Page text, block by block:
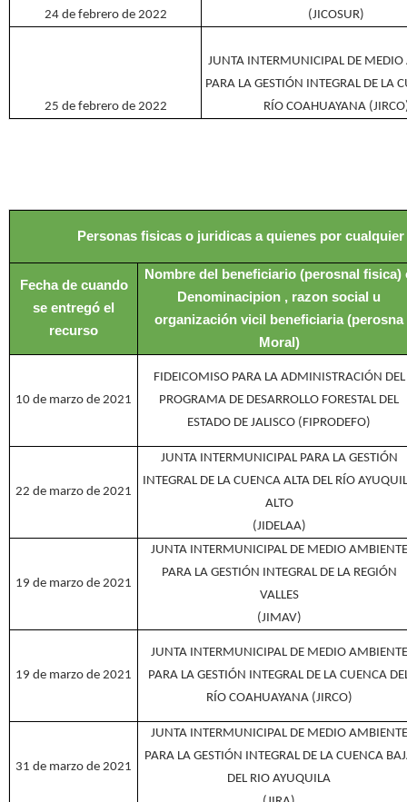
24 de febrero de 2022
(JICOSUR)
25 de febrero de 2022
JUNTA INTERMUNICIPAL DE MEDIO
PARA LA GESTIÓN INTEGRAL DE LA
RÍO COAHUAYANA
Personas fisicas o juridicas a quienes por
Fecha de cuando
se entregó el
recurso
Nombre del beneficiario (perosnal fisica)
Denominacipion , razon social u
organización vicil beneficiaria (perosna
Moral)
10 de marzo de 2021
FIDEICOMISO PARA LA ADMINISTRACIÓN DEL
PROGRAMA DE DESARROLLO FORESTAL DEL
ESTADO DE JALISCO (FIPRODEFO)
22 de marzo de 2021
JUNTA INTERMUNICIPAL PARA LA GESTIÓN
INTEGRAL DE LA CUENCA ALTA DEL RÍO
ALTO
(JIDELAA)
19 de marzo de 2021
JUNTA INTERMUNICIPAL DE MEDIO AMBIENTE
PARA LA GESTIÓN INTEGRAL DE LA REGIÓN
VALLES
(JIMAV)
19 de marzo de 2021
JUNTA INTERMUNICIPAL DE MEDIO AMBIENTE
PARA LA GESTIÓN INTEGRAL DE LA CUENCA
RÍO COAHUAYANA (JIRCO)
31 de marzo de 2021
JUNTA INTERMUNICIPAL DE MEDIO AMBIENTE
PARA LA GESTIÓN INTEGRAL DE LA CUENCA
DEL RIO AYUQUILA